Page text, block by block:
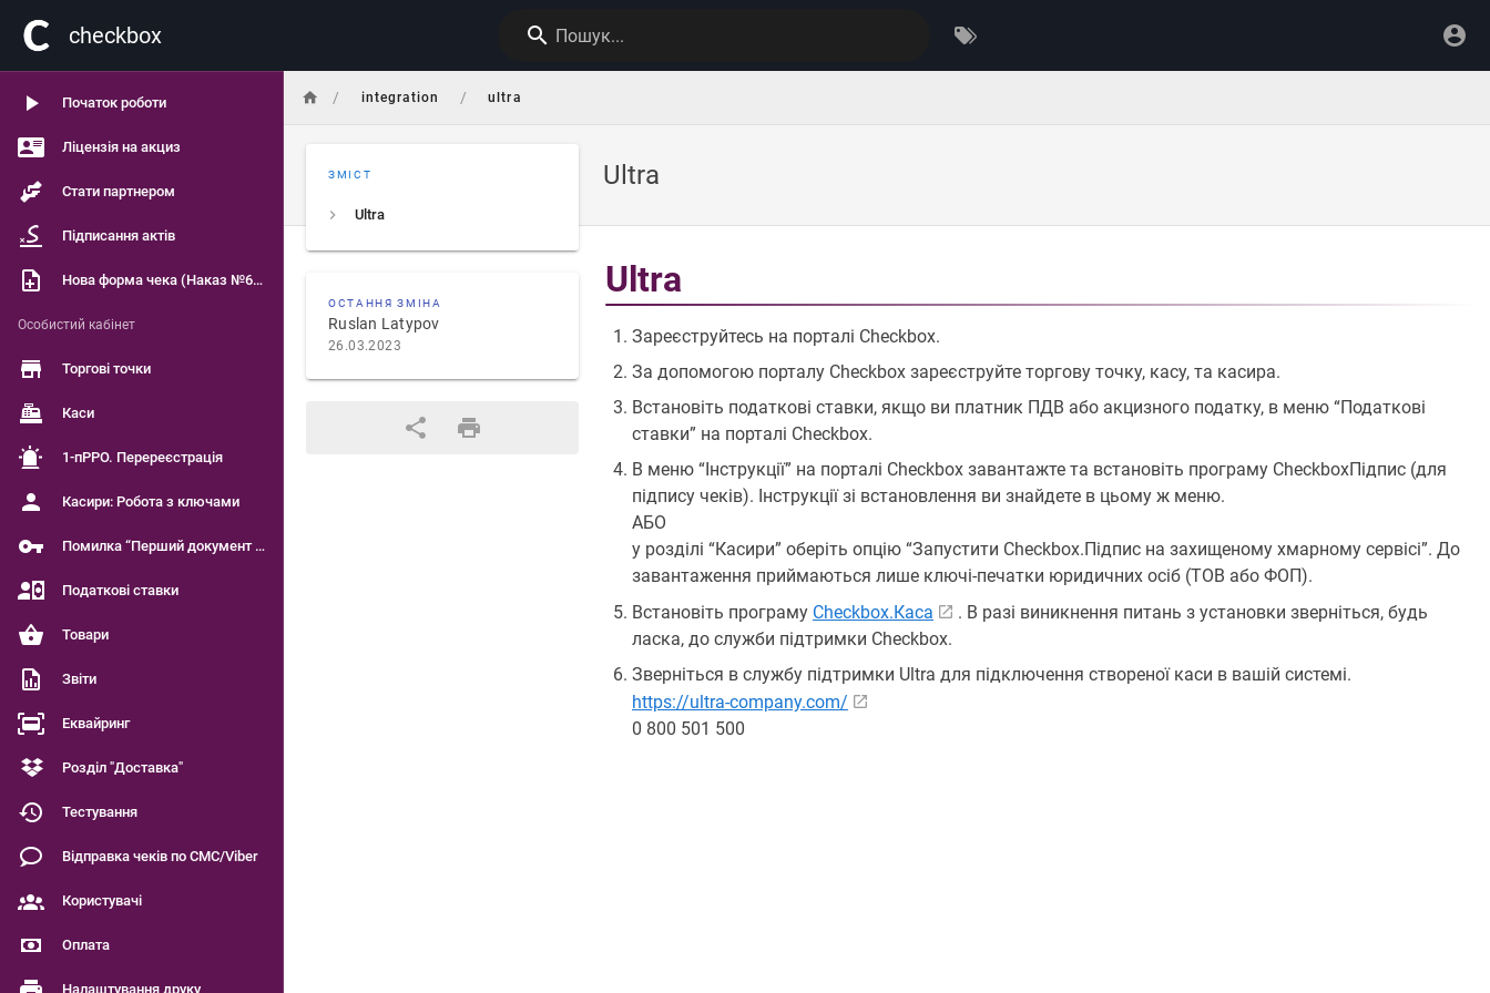
сheckbox Пошук...
Початок роботи
Ліцензія на акциз
Стати партнером
Підписання актів
Нова форма чека (Наказ №601)
Особистий кабінет
Торгові точки
Каси
1-пРРО. Перереєстрація
Касири: Робота з ключами
Помилка “Перший документ є чинним”
Податкові ставки
Товари
Звіти
Еквайринг
Розділ "Доставка"
Тестування
Відправка чеків по СМС/Viber
Користувачі
Оплата
Налаштування друку
/ integration / ultra
Ultra
ЗМІСТ
Ultra
ОСТАННЯ ЗМІНА
Ruslan Latypov
26.03.2023
Ultra
Зареєструйтесь на порталі Checkbox.
За допомогою порталу Checkbox зареєструйте торгову точку, касу, та касира.
Встановіть податкові ставки, якщо ви платник ПДВ або акцизного податку, в меню “Податкові
ставки” на порталі Checkbox.
В меню “Інструкції” на порталі Checkbox завантажте та встановіть програму CheckboxПідпис (для
підпису чеків). Інструкції зі встановлення ви знайдете в цьому ж меню.
АБО
у розділі “Касири” оберіть опцію “Запустити Checkbox.Підпис на захищеному хмарному сервісі”. До
завантаження приймаються лише ключі-печатки юридичних осіб (ТОВ або ФОП).
Встановіть програму Checkbox.Каса
. В разі виникнення питань з установки зверніться, будь
ласка, до служби підтримки Checkbox.
Зверніться в службу підтримки Ultra для підключення створеної каси в вашій системі.
https://ultra-company.com/
0 800 501 500